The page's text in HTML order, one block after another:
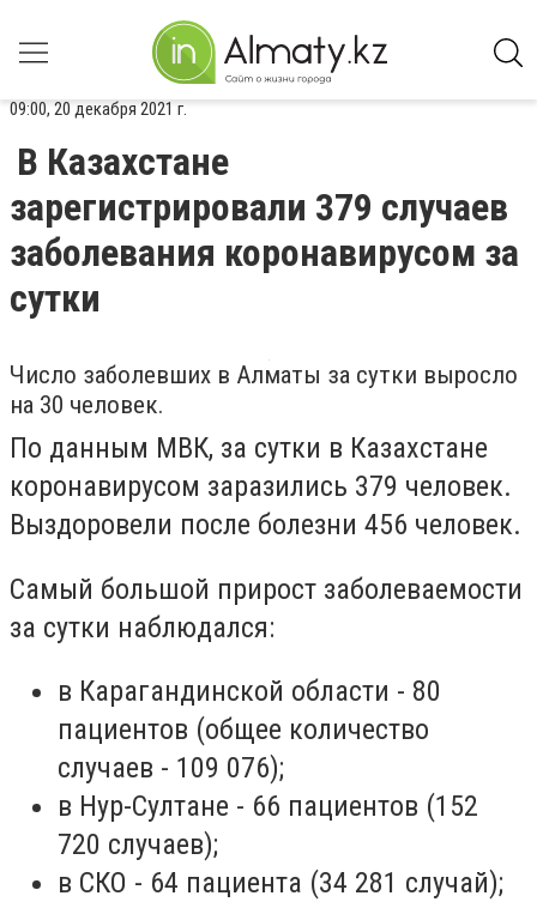
09:00, 20 декабря 2021 г.
В Казахстане
зарегистрировали 379 случаев
заболевания коронавирусом за
сутки
Число заболевших в Алматы за сутки выросло
на 30 человек.
По данным МВК, за сутки в Казахстане
коронавирусом заразились 379 человек.
Выздоровели после болезни 456 человек.
Самый большой прирост заболеваемости
за сутки наблюдался:
в Карагандинской области - 80
пациентов (общее количество
случаев - 109 076);
в Нур-Султане - 66 пациентов (152
720 случаев);
в СКО - 64 пациента (34 281 случай);